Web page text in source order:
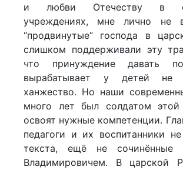
и любви Отечеству в
учреждениях, мне лично не
“продвинутые” господа в
слишком поддерживали эту
что принуждение давать
вырабатывает у детей не
ханжество. Но наши
много лет был солдатом
освоят нужные компетенции.
педагоги и их воспитанники
текста, ещё не сочинённые
Владимировичем. В царской